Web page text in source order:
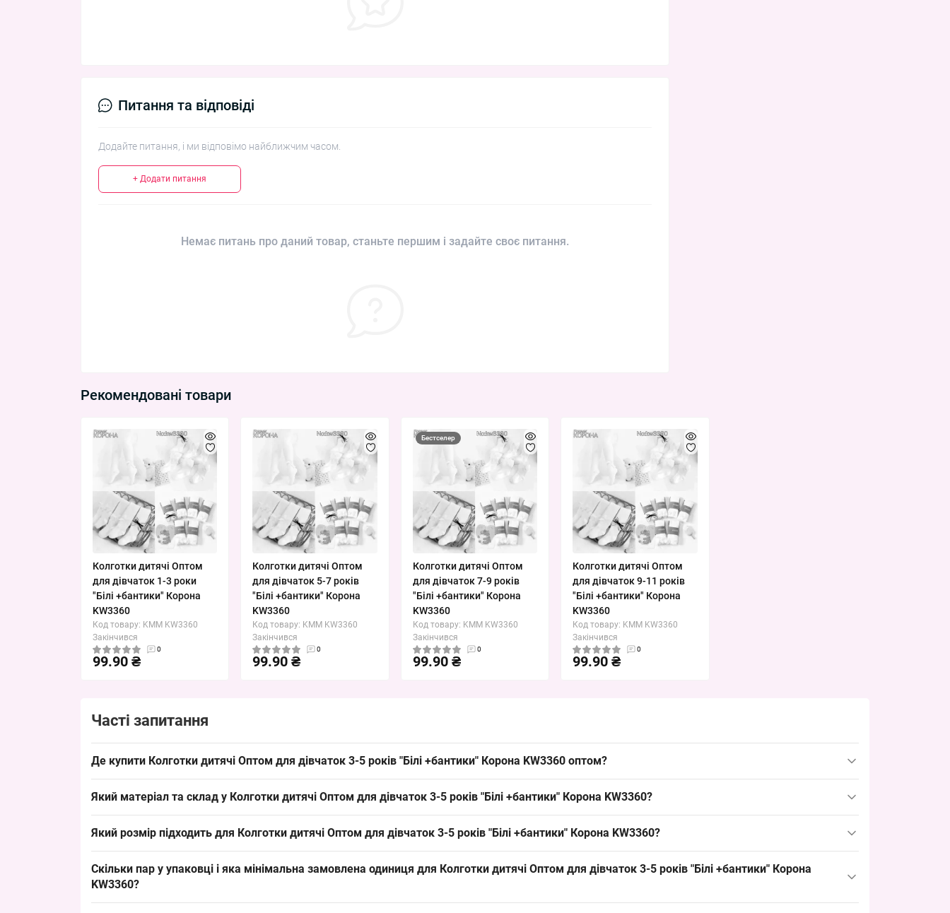
Питання та відповіді
Додайте питання, і ми відповімо найближчим часом.
+ Додати питання
Немає питань про даний товар, станьте першим і задайте своє питання.
Рекомендовані товари
Колготки дитячі Оптом
для дівчаток 1-3 роки
"Білі +бантики" Корона
KW3360
Код товару: KMM KW3360
Закінчився
0
99.90 ₴
Колготки дитячі Оптом
для дівчаток 5-7 років
"Білі +бантики" Корона
KW3360
Код товару: KMM KW3360
Закінчився
0
99.90 ₴
Бестселер
Колготки дитячі Оптом
для дівчаток 7-9 років
"Білі +бантики" Корона
KW3360
Код товару: KMM KW3360
Закінчився
0
99.90 ₴
Колготки дитячі Оптом
для дівчаток 9-11 років
"Білі +бантики" Корона
KW3360
Код товару: KMM KW3360
Закінчився
0
99.90 ₴
Часті запитання
Де купити Колготки дитячі Оптом для дівчаток 3-5 років "Білі +бантики" Корона KW3360 оптом?
3–5 років забезпечують швидкий обіг і стабільний попит у дитячих магазинах та на ринках.
Який матеріал та склад у Колготки дитячі Оптом для дівчаток 3-5 років "Білі +бантики" Корона KW3360?
Матеріал відповідає очікуванням дитячого сегмента і сприяє стабільному попиту в теплі сезони.
Який розмір підходить для Колготки дитячі Оптом для дівчаток 3-5 років "Білі +бантики" Корона KW3360?
викладки в дитячих відділах. Цей розмір закриває базовий попит у цільовій віковій групі сезону.
Скільки пар у упаковці і яка мінімальна замовлена одиниця для Колготки дитячі Оптом для дівчаток 3-5 років "Білі +бантики" Корона
KW3360?